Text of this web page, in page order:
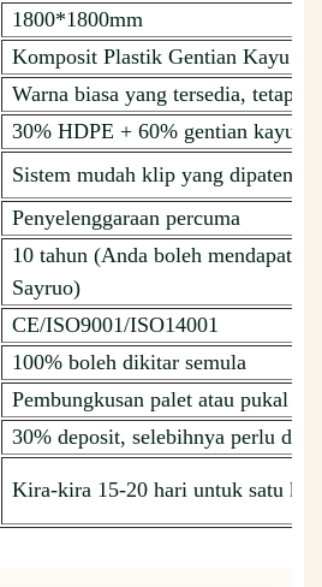
1800*1800mm
Komposit Plastik Gentian Kayu
Warna biasa yang tersedia, tetapi
30% HDPE + 60% gentian kayu +
Sistem mudah klip yang
Penyelenggaraan percuma
10 tahun (Anda boleh
Sayruo)
CE/ISO9001/ISO14001
100% boleh dikitar semula
Pembungkusan palet atau pukal
30% deposit, selebihnya perlu
Kira-kira 15-20 hari untuk satu